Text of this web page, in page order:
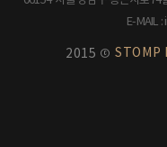
E-MAIL
2015 © STOMP